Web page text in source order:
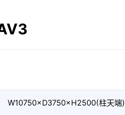
W10750×D3750×H2500(柱天端)